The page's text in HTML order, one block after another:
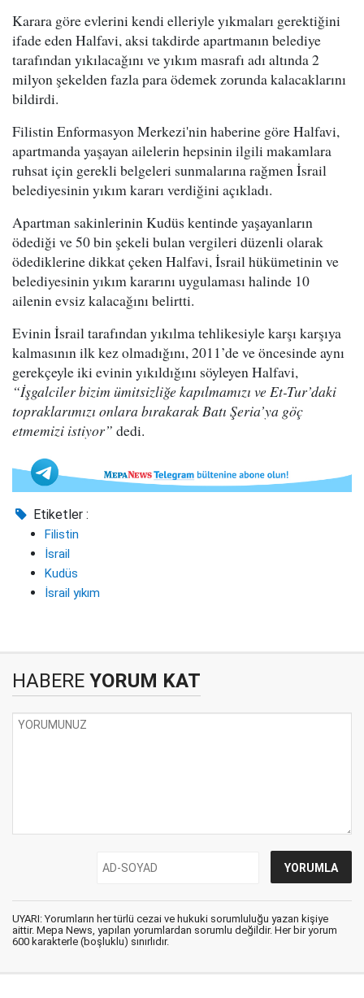
Karara göre evlerini kendi elleriyle yıkmaları gerektiğini
ifade eden Halfavi, aksi takdirde apartmanın belediye
tarafından yıkılacağını ve yıkım masrafı adı altında 2
milyon şekelden fazla para ödemek zorunda kalacaklarını
bildirdi.
Filistin Enformasyon Merkezi'nin haberine göre Halfavi,
apartmanda yaşayan ailelerin hepsinin ilgili makamlara
ruhsat için gerekli belgeleri sunmalarına rağmen İsrail
belediyesinin yıkım kararı verdiğini açıkladı.
Apartman sakinlerinin Kudüs kentinde yaşayanların
ödediği ve 50 bin şekeli bulan vergileri düzenli olarak
ödediklerine dikkat çeken Halfavi, İsrail hükümetinin ve
belediyesinin yıkım kararını uygulaması halinde 10
ailenin evsiz kalacağını belirtti.
Evinin İsrail tarafından yıkılma tehlikesiyle karşı karşıya
kalmasının ilk kez olmadığını, 2011’de ve öncesinde aynı
gerekçeyle iki evinin yıkıldığını söyleyen Halfavi,
“İşgalciler bizim ümitsizliğe kapılmamızı ve Et-Tur’daki
topraklarımızı onlara bırakarak Batı Şeria’ya göç
etmemizi istiyor” dedi.
Etiketler :
Filistin
İsrail
Kudüs
İsrail yıkım
HABERE YORUM KAT
UYARI: Yorumların her türlü cezai ve hukuki sorumluluğu yazan kişiye
aittir. Mepa News, yapılan yorumlardan sorumlu değildir. Her bir yorum
600 karakterle (boşluklu) sınırlıdır.